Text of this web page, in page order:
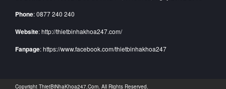
Phone: 0877 240 240
Website: http://thietbinhakhoa247.com/
Fanpage: https://www.facebook.com/thietbinhakhoa247
Copyright ThietBiNhaKhoa247.Com . All Rights Reserved.